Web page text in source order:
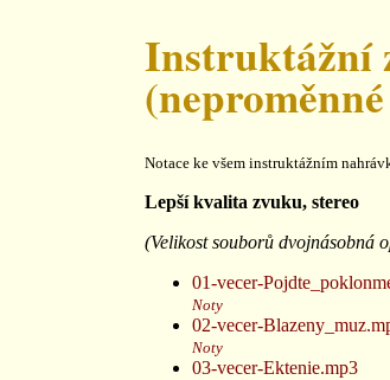
Instruktážní
Notace ke všem instruktážním
Lepší kvalita zvuku, stereo
(Velikost souborů dvojnásobná
01-vecer-
Noty
02-vecer-
Noty
03-vecer-Ektenie.mp3